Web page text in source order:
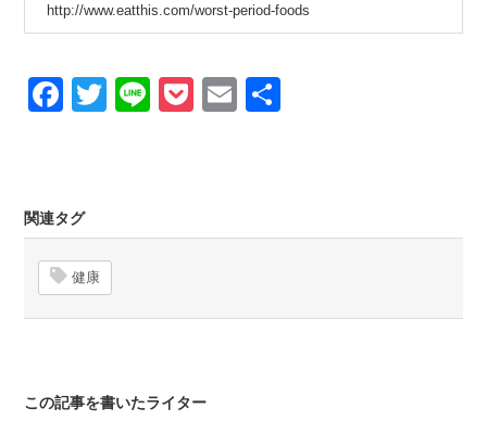
http://www.eatthis.com/worst-period-foods
Facebook
Twitter
LinePocket
Email
関連タグ
健康
この記事を書いたライター